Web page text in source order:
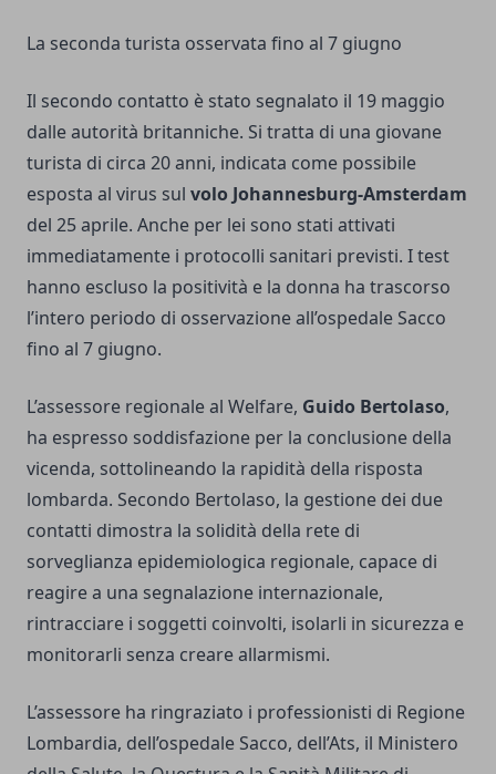
La seconda turista osservata fino al 7 giugno
Il secondo contatto è stato segnalato il 19 maggio
dalle autorità britanniche. Si tratta di una giovane
turista di circa 20 anni, indicata come possibile
esposta al virus sul volo Johannesburg-Amsterdam
del 25 aprile. Anche per lei sono stati attivati
immediatamente i protocolli sanitari previsti. I test
hanno escluso la positività e la donna ha trascorso
l’intero periodo di osservazione all’ospedale Sacco
fino al 7 giugno.
L’assessore regionale al Welfare, Guido Bertolaso,
ha espresso soddisfazione per la conclusione della
vicenda, sottolineando la rapidità della risposta
lombarda. Secondo Bertolaso, la gestione dei due
contatti dimostra la solidità della rete di
sorveglianza epidemiologica regionale, capace di
reagire a una segnalazione internazionale,
rintracciare i soggetti coinvolti, isolarli in sicurezza e
monitorarli senza creare allarmismi.
L’assessore ha ringraziato i professionisti di Regione
Lombardia, dell’ospedale Sacco, dell’Ats, il Ministero